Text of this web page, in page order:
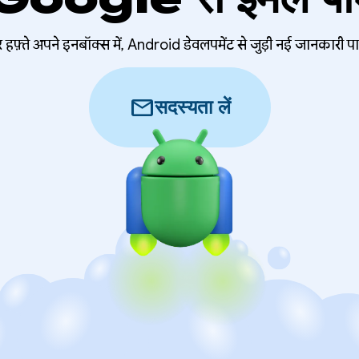
हफ़्ते अपने इनबॉक्स में, Android डेवलपमेंट से जुड़ी नई जानकारी
mailसदस्यता लें